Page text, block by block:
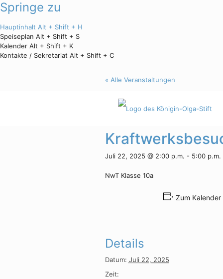
Springe zu
Hauptinhalt Alt + Shift + H
Speiseplan Alt + Shift + S
Kalender Alt + Shift + K
Kontakte / Sekretariat Alt + Shift + C
« Alle Veranstaltungen
Diese Veranstaltung hat bereits
Juli 22, 2025 @ 2:00 p.m. - 5:00 p.m.
NwT Klasse 10a
Zum
Details
Datum: Juli 22, 2025
Zeit: